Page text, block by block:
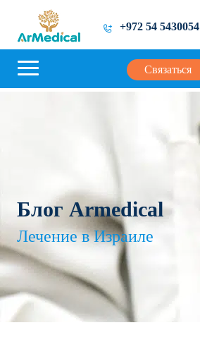
+972 54 5430054
Связаться
Блог Armedical
Лечение в Израиле